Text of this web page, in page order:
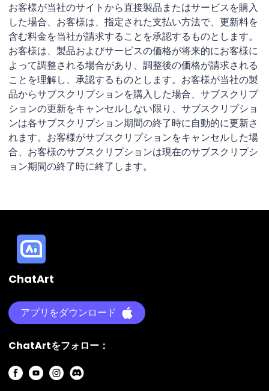
お客様が当社のサイトから直接製品またはサービスを購入
した場合、お客様は、指定された支払い方法で、更新料を
含む料金を当社が請求することを承認するものとします。
お客様は、製品およびサービスの価格が将来的にお客様に
よって調整される場合があり、調整後の価格が請求される
ことを理解し、承認するものとします。お客様が当社の製
品からサブスクリプションを購入した場合、サブスクリプ
ションの更新をキャンセルしない限り、サブスクリプショ
ンは各サブスクリプション期間の終了時に自動的に更新さ
れます。お客様がサブスクリプションをキャンセルした場
合、お客様のサブスクリプションは現在のサブスクリプシ
ョン期間の終了時に終了します。
ChatArt
アプリをダウンロード
ChatArtをフォロー：